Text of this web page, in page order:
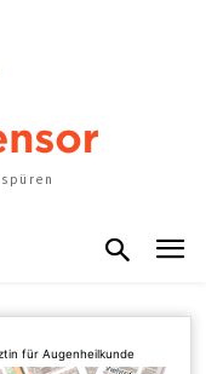
für Augenheilkunde